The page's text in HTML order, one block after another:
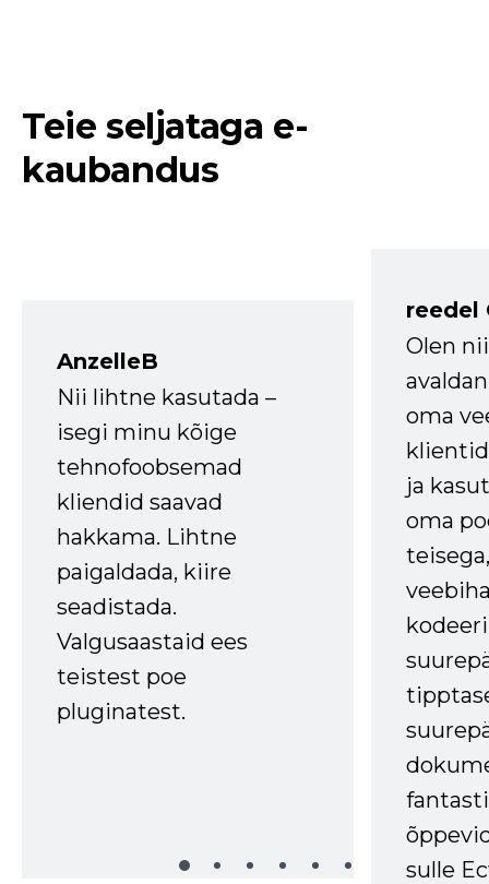
Teie seljataga e-
kaubandus
AnzelleB
Nii lihtne kasutada –
isegi minu kõige
tehnofoobsemad
kliendid saavad
hakkama. Lihtne
paigaldada, kiire
seadistada.
Valgusaastaid ees
teistest poe
pluginatest.
reedel
Olen
oma
ja
oma
sulle